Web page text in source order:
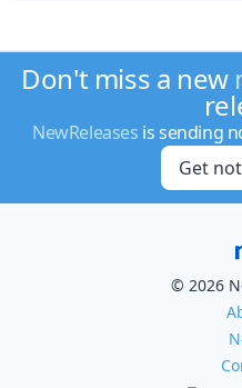
Don't miss a new
NewReleases is sending
Get
© 2026